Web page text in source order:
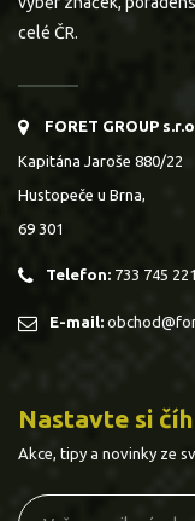
celé ČR.
FORET GROUP s.r.o.
Kapitána Jaroše 880/22
Hustopeče u Brna,
69 301
Telefon: 733 745 221
E-mail:
Nastavte si
Akce, tipy a novinky ze